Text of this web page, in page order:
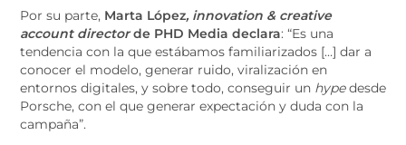
Por su parte, Marta López, innovation & creative
account directorde PHD Media declara: “Es una
tendencia con la que estábamos familiarizados […] dar a
conocer el modelo, generar ruido, viralización en
entornos digitales, y sobre todo, conseguir un hypedesde
Porsche, con el que generar expectación y duda con la
campaña”.